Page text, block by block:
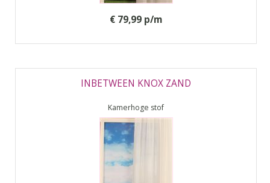
€ 79,99 p/m
INBETWEEN KNOX ZAND
Kamerhoge stof